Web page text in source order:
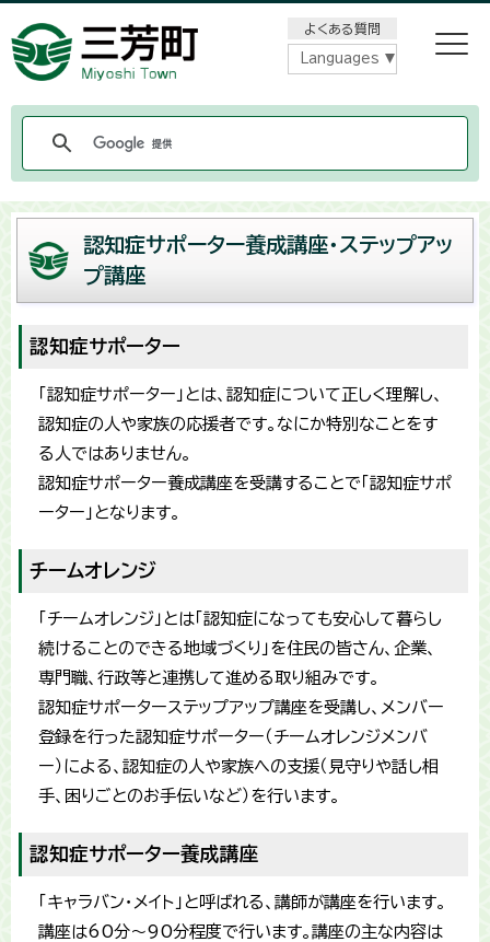
よくある質問
Languages
認知症サポーター養成講座・ステップアッ
プ講座
認知症サポーター
「認知症サポーター」とは、認知症について正しく理解し、
認知症の人や家族の応援者です。なにか特別なことをす
る人ではありません。
認知症サポーター養成講座を受講することで「認知症サポ
ーター」となります。
チームオレンジ
「チームオレンジ」とは「認知症になっても安心して暮らし
続けることのできる地域づくり」を住民の皆さん、企業、
専門職、行政等と連携して進める取り組みです。
認知症サポーターステップアップ講座を受講し、メンバー
登録を行った認知症サポーター（チームオレンジメンバ
ー）による、認知症の人や家族への支援（見守りや話し相
手、困りごとのお手伝いなど）を行います。
認知症サポーター養成講座
「キャラバン・メイト」と呼ばれる、講師が講座を行います。
講座は60分～90分程度で行います。講座の主な内容は